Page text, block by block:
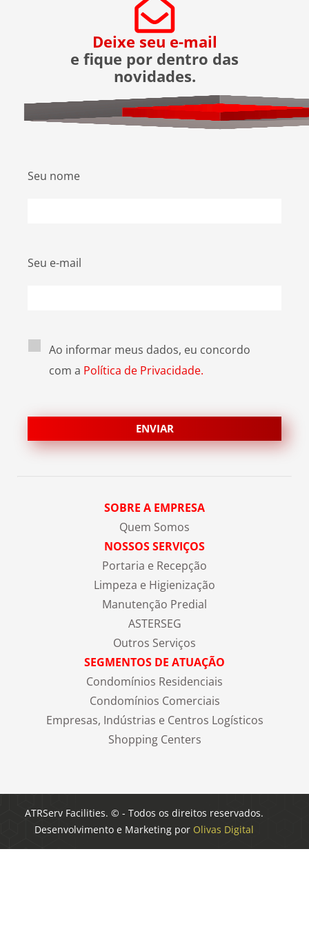
Deixe seu e-mail
e fique por dentro das
novidades.
Seu nome
Seu e-mail
Ao informar meus dados, eu concordo
com a Política de Privacidade.
SOBRE A EMPRESA
Quem Somos
NOSSOS SERVIÇOS
Portaria e Recepção
Limpeza e Higienização
Manutenção Predial
ASTERSEG
Outros Serviços
SEGMENTOS DE ATUAÇÃO
Condomínios Residenciais
Condomínios Comerciais
Empresas, Indústrias e Centros Logísticos
Shopping Centers
ATRServ Facilities. © - Todos os direitos reservados.
Desenvolvimento e Marketing por Olivas Digital